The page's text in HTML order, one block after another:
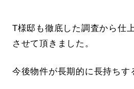
T様邸も徹底した調査から仕
させて頂きました。
今後物件が長期的に長持ちす